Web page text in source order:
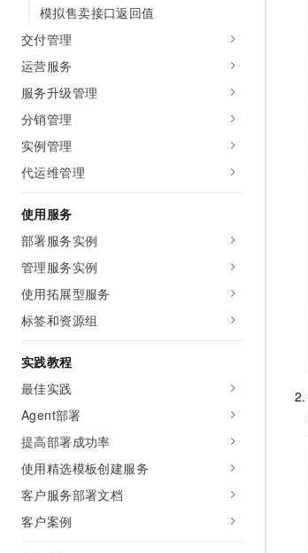
模拟售卖接口返回值
交付管理
运营服务
服务升级管理
分销管理
实例管理
代运维管理
使用服务
部署服务实例
管理服务实例
使用拓展型服务
标签和资源组
实践教程
最佳实践
Agent部署
提高部署成功率
使用精选模板创建服务
客户服务部署文档
客户案例